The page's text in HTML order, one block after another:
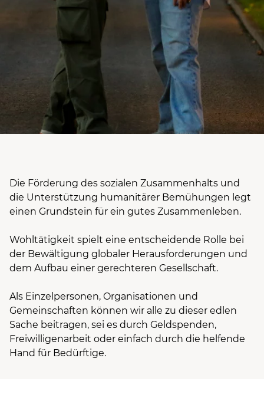
Die Förderung des sozialen Zusammenhalts und
die Unterstützung humanitärer Bemühungen legt
einen Grundstein für ein gutes Zusammenleben.
Wohltätigkeit spielt eine entscheidende Rolle bei
der Bewältigung globaler Herausforderungen und
dem Aufbau einer gerechteren Gesellschaft.
Als Einzelpersonen, Organisationen und
Gemeinschaften können wir alle zu dieser edlen
Sache beitragen, sei es durch Geldspenden,
Freiwilligenarbeit oder einfach durch die helfende
Hand für Bedürftige.